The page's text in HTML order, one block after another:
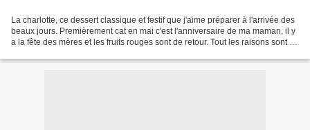
La charlotte, ce dessert classique et festif que j'aime préparer à l'arrivée des
beaux jours. Premièrement cat en mai c'est l'anniversaire de ma maman, il y
a la fête des mères et les fruits rouges sont de retour. Tout les raisons sont là